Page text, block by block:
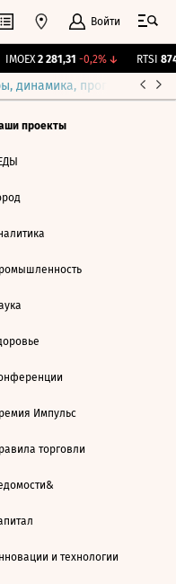
Войти
IMOEX 2 281,31 -0,2%↓ RTSI
динамика, прогнозы
проекты
Импульс
торговли
и технологии